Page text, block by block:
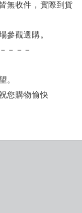
無收件，實際到貨
參觀選購。
－－－
。
您購物愉快